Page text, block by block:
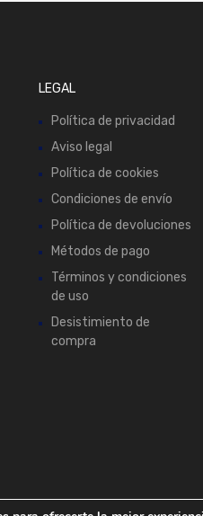
LEGAL
Política de privacidad
Aviso legal
Política de cookies
Condiciones de envío
Política de devoluciones
Métodos de pago
Términos y condiciones
de uso
Desistimiento de
compra